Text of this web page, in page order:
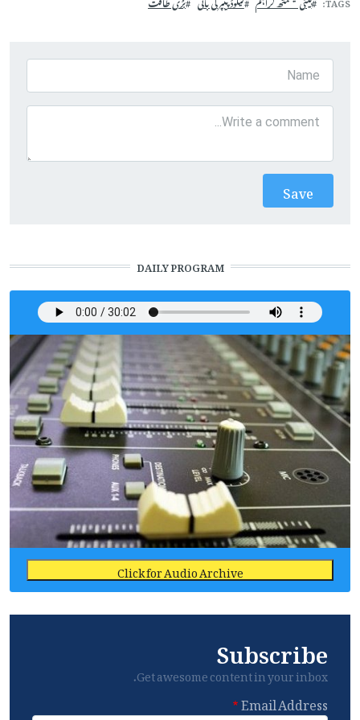
DAILY PROGRAM
Click for Audio Archive
Subscribe
Get awesome content in your inbox.
Email Address